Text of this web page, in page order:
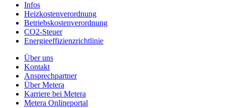
Infos
Heizkostenverordnung
Betriebskostenverordnung
CO2-Steuer
Energieeffizienzrichtlinie
Über uns
Kontakt
Ansprechpartner
Über Metera
Karriere bei Metera
Metera Onlineportal